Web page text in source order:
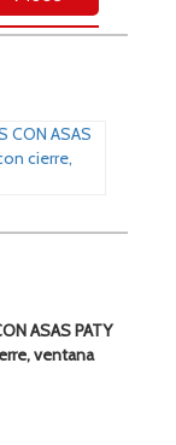
ASAS PATY
ventana